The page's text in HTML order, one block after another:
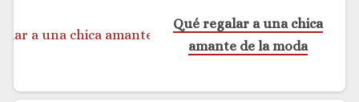
Qué regalar a una chica
amante de la moda